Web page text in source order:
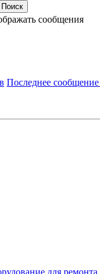
сообщения
Последнее сообщение
для ремонта.